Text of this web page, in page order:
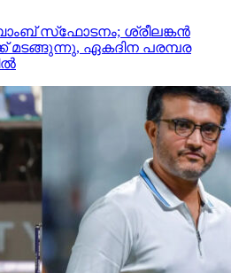
സ്‌ഫോടനം; ശ്രീലങ്കന്‍
മടങ്ങുന്നു, ഏകദിന പരമ്പര